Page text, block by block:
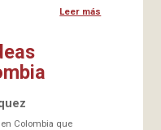
Leer más
Colombia que